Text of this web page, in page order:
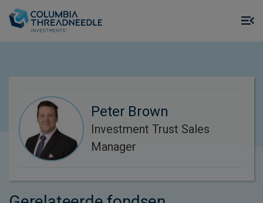
Peter Brown
Investment Trust Sales
Manager